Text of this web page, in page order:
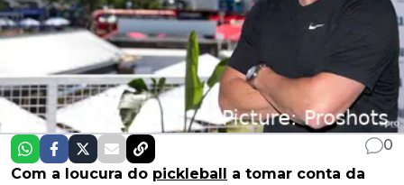
0
Com a loucura do pickleball a tomar conta da